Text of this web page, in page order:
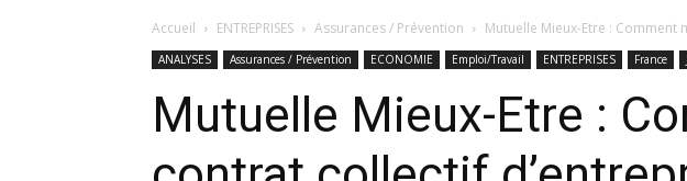
Accueil ENTREPRISES Assurances / Prévention Mutuelle Mieux-Etre : Comment
ANALYSES Assurances / Prévention ECONOMIE Emploi/Travail ENTREPRISES France
Mutuelle Mieux-Etre :